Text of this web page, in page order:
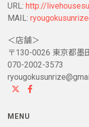
URL: http://
MAIL:
＜店舗＞
〒130-0026 東京都墨
070-2002-3573
MENU